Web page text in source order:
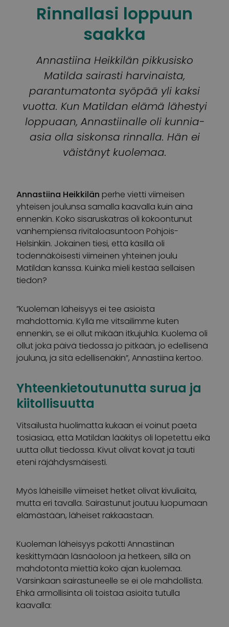
Rinnallasi loppuun
saakka
Annastiina Heikkilän pikkusisko
Matilda sairasti harvinaista,
parantumatonta syöpää yli kaksi
vuotta. Kun Matildan elämä lähestyi
loppuaan, Annastiinalle oli kunnia-
asia olla siskonsa rinnalla. Hän ei
väistänyt kuolemaa.
Annastiina Heikkilän perhe vietti viimeisen
yhteisen joulunsa samalla kaavalla kuin aina
ennenkin. Koko sisaruskatras oli kokoontunut
vanhempiensa rivitaloasuntoon Pohjois-
Helsinkiin. Jokainen tiesi, että käsillä oli
todennäköisesti viimeinen yhteinen joulu
Matildan kanssa. Kuinka mieli kestää sellaisen
tiedon?
”Kuoleman läheisyys ei tee asioista
mahdottomia. Kyllä me vitsailimme kuten
ennenkin, se ei ollut mikään itkujuhla. Kuolema oli
ollut joka päivä tiedossa jo pitkään, jo edellisenä
jouluna, ja sitä edellisenäkin”, Annastiina kertoo.
Yhteenkietoutunutta surua ja
kiitollisuutta
Vitsailusta huolimatta kukaan ei voinut paeta
tosiasiaa, että Matildan lääkitys oli lopetettu eikä
uutta ollut tiedossa. Kivut olivat kovat ja tauti
eteni räjähdysmäisesti.
Myös läheisille viimeiset hetket olivat kivuliaita,
mutta eri tavalla. Sairastunut joutuu luopumaan
elämästään, läheiset rakkaastaan.
Kuoleman läheisyys pakotti Annastiinan
keskittymään läsnäoloon ja hetkeen, sillä on
mahdotonta miettiä koko ajan kuolemaa.
Varsinkaan sairastuneelle se ei ole mahdollista.
Ehkä armollisinta oli toistaa asioita tutulla
kaavalla: